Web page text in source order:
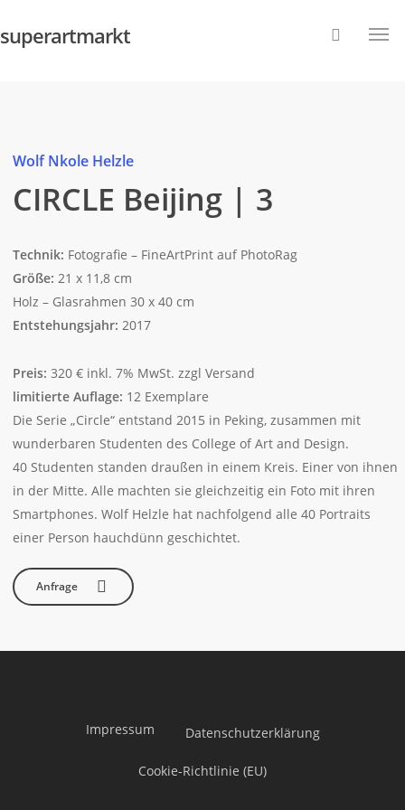
superartmarkt
Wolf Nkole Helzle
CIRCLE Beijing | 3
Technik: Fotografie – FineArtPrint auf PhotoRag
Größe: 21 x 11,8 cm
Holz – Glasrahmen 30 x 40 cm
Entstehungsjahr: 2017
Preis: 320 € inkl. 7% MwSt. zzgl Versand
limitierte Auflage: 12 Exemplare
Die Serie „Circle“ entstand 2015 in Peking, zusammen mit
wunderbaren Studenten des College of Art and Design.
40 Studenten standen draußen in einem Kreis. Einer von ihnen
in der Mitte. Alle machten sie gleichzeitig ein Foto mit ihren
Smartphones. Wolf Helzle hat nachfolgend alle 40 Portraits
einer Person hauchdünn geschichtet.
Anfrage
Impressum Datenschutzerklärung
Cookie-Richtlinie (EU)